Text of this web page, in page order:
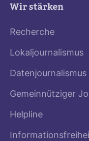
Wir stärken
Recherche
Lokaljournalismus
Datenjournalismus
Gemeinnütziger
Helpline